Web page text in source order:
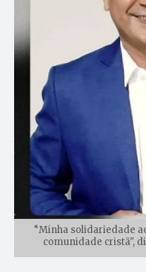
“Minha solidariedade
comunidade cristã",